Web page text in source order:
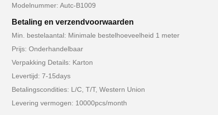
Modelnummer: Autc-B1009
Betaling en verzendvoorwaarden
Min. bestelaantal: Minimale bestelhoeveelheid 1 meter
Prijs: Onderhandelbaar
Verpakking Details: Karton
Levertijd: 7-15days
Betalingscondities: L/C, T/T, Western Union
Levering vermogen: 10000pcs/month